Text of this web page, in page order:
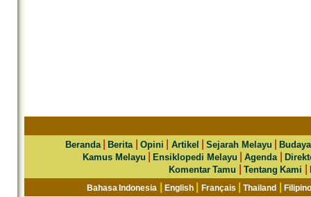
Beranda|Berita Opini Artikel |Sejarah Melayu |
Kamus Melayu
|Ensiklopedi Melayu |Agenda |
Komentar Tamu
|Tentang Kami |
Bahasa Indonesia |English Français |Thailand |